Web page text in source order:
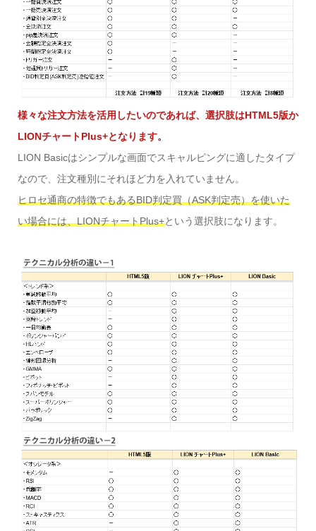
様々な注文方法を活用したいのであれば、選択肢はHTML5版か
LIONチャートPlus+となります。
LION Basicはシンプルな画面でスキャルピングに適したタイプ
なので、注文種別にそれほど力を入れていません。
ヒロセ通商の特徴でもあるBID判定買（ASK判定売）を使いた
い場合には、LIONチャートPlus+という選択肢になります。